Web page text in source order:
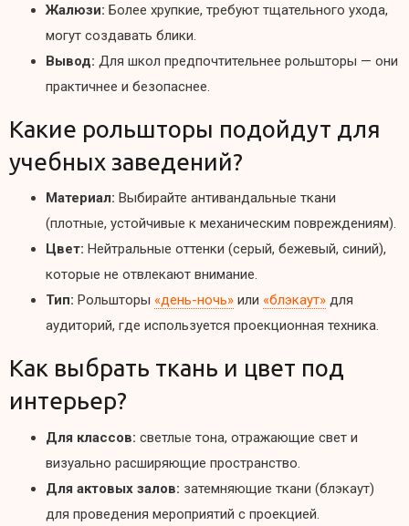
Жалюзи: Более хрупкие, требуют тщательного ухода,
могут создавать блики.
Вывод: Для школ предпочтительнее рольшторы — они
практичнее и безопаснее.
Какие рольшторы подойдут для
учебных заведений?
Материал: Выбирайте антивандальные ткани
(плотные, устойчивые к механическим повреждениям).
Цвет: Нейтральные оттенки (серый, бежевый, синий),
которые не отвлекают внимание.
Тип: Рольшторы «день-ночь» или «блэкаут» для
аудиторий, где используется проекционная техника.
Как выбрать ткань и цвет под
интерьер?
Для классов: светлые тона, отражающие свет и
визуально расширяющие пространство.
Для актовых залов: затемняющие ткани (блэкаут)
для проведения мероприятий с проекцией.